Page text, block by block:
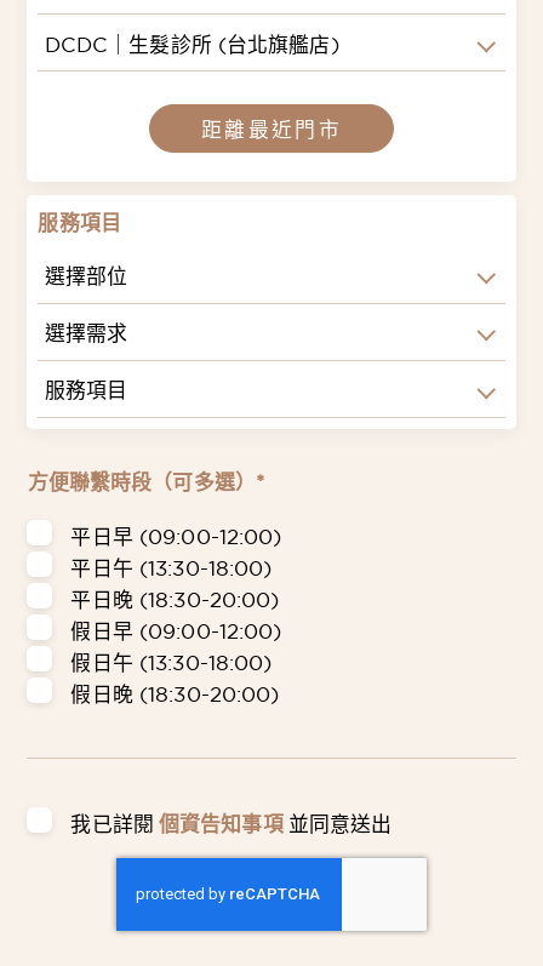
DCDC｜生髮診所 (台北旗艦店)
距離最近門市
服務項目
選擇部位
選擇需求
服務項目
方便聯繫時段（可多選）*
平日早 (09:00-12:00)
平日午 (13:30-18:00)
平日晚 (18:30-20:00)
假日早 (09:00-12:00)
假日午 (13:30-18:00)
假日晚 (18:30-20:00)
我已詳閱 個資告知事項 並同意送出